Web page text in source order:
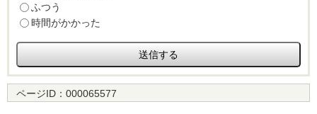
ふつう
時間がかかった
ページID： 000065577